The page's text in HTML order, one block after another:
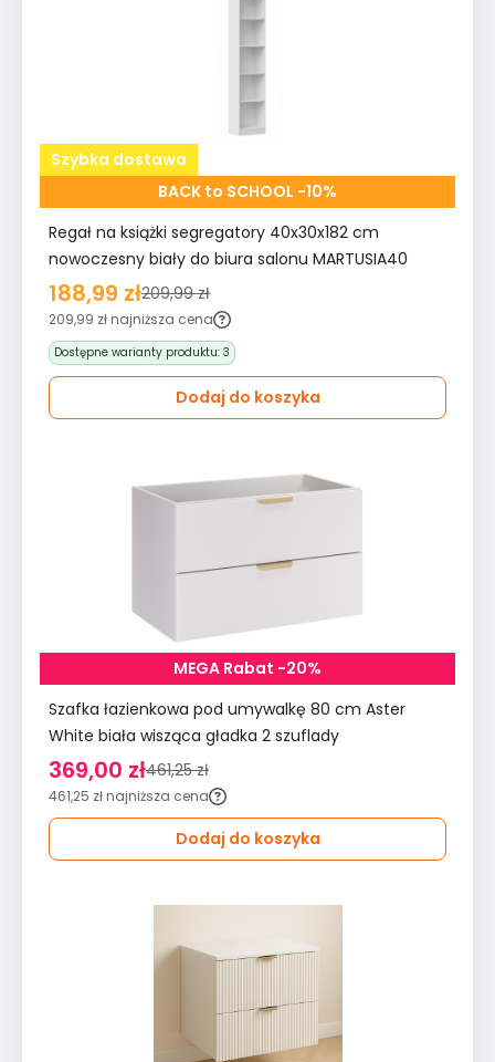
Szybka dostawa
BACK to SCHOOL -10%
Regał na książki segregatory 40x30x182 cm
nowoczesny biały do biura salonu MARTUSIA40
188,99 zł209,99 zł
209,99 zł najniższa cena
Dostępne warianty produktu: 3
Dodaj do koszyka
MEGA Rabat -20%
Szafka łazienkowa pod umywalkę 80 cm Aster
White biała wisząca gładka 2 szuflady
369,00 zł461,25 zł
461,25 zł najniższa cena
Dodaj do koszyka